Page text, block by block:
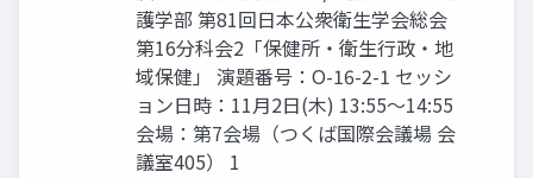
護学部 第81回日本公衆衛生学会総会
第16分科会2「保健所・衛生行政・地
域保健」 演題番号：O-16-2-1 セッシ
ョン日時：11月2日(木) 13:55〜14:55
会場：第7会場（つくば国際会議場 会
議室405） 1